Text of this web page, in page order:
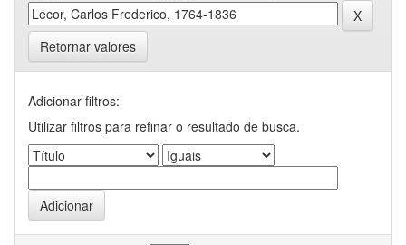
Retornar valores
Adicionar filtros:
Utilizar filtros para refinar o resultado de busca.